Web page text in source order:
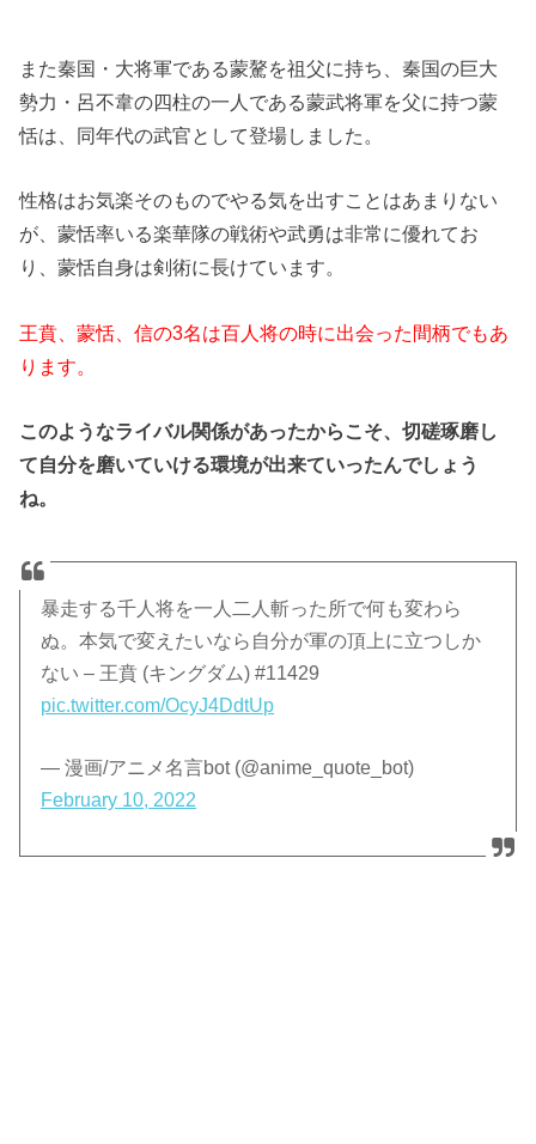
また秦国・大将軍である蒙驁を祖父に持ち、秦国の巨大
勢力・呂不韋の四柱の一人である蒙武将軍を父に持つ蒙
恬は、同年代の武官として登場しました。
性格はお気楽そのものでやる気を出すことはあまりない
が、蒙恬率いる楽華隊の戦術や武勇は非常に優れてお
り、蒙恬自身は剣術に長けています。
王賁、蒙恬、信の3名は百人将の時に出会った間柄でもあ
ります。
このようなライバル関係があったからこそ、切磋琢磨し
て自分を磨いていける環境が出来ていったんでしょう
ね。
暴走する千人将を一人二人斬った所で何も変わら
ぬ。本気で変えたいなら自分が軍の頂上に立つしか
ない – 王賁 (キングダム) #11429
pic.twitter.com/OcyJ4DdtUp
— 漫画/アニメ名言bot (@anime_quote_bot)
February 10, 2022